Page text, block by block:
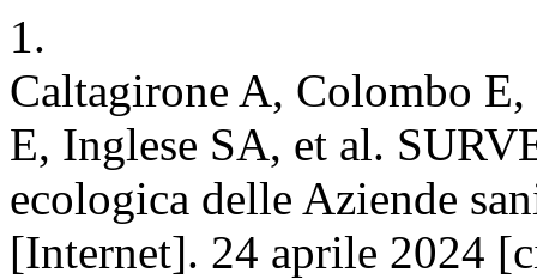
1.
Caltagirone A, Colombo
E, Inglese SA, et al.
ecologica delle Aziende
[Internet]. 24 aprile 2024